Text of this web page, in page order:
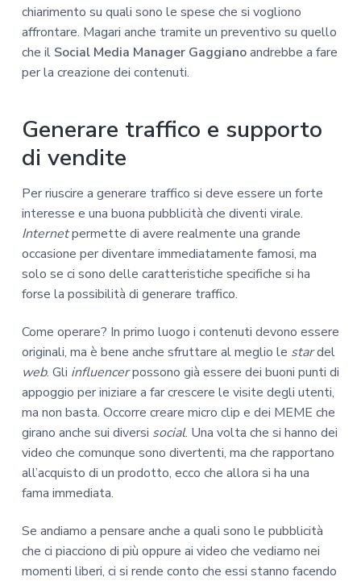
chiarimento su quali sono le spese che si vogliono
affrontare. Magari anche tramite un preventivo su quello
che il Social Media Manager Gaggianoandrebbe a fare
per la creazione dei contenuti.
Generare traffico e supporto
di vendite
Per riuscire a generare traffico si deve essere un forte
interesse e una buona pubblicità che diventi virale.
Internetpermette di avere realmente una grande
occasione per diventare immediatamente famosi, ma
solo se ci sono delle caratteristiche specifiche si ha
forse la possibilità di generare traffico.
Come operare? In primo luogo i contenuti devono essere
originali, ma è bene anche sfruttare al meglio le stardel
web. Gli influencerpossono già essere dei buoni punti di
appoggio per iniziare a far crescere le visite degli utenti,
ma non basta. Occorre creare micro clip e dei MEME che
girano anche sui diversi social. Una volta che si hanno dei
video che comunque sono divertenti, ma che rapportano
all’acquisto di un prodotto, ecco che allora si ha una
fama immediata.
Se andiamo a pensare anche a quali sono le pubblicità
che ci piacciono di più oppure ai video che vediamo nei
momenti liberi, ci si rende conto che essi stanno facendo